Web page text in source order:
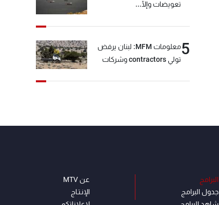
تعويضات وإلّا...
5
معلومات MFM: لبنان يرفض
تولي contractors وشركات
البرامج
جدول البرامج
عن MTV
الإنـتـاج